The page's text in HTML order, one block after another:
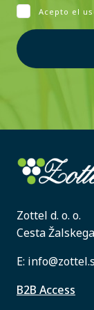
Acepto el
Zottel d. o. o.
Cesta
E:
B2B Access